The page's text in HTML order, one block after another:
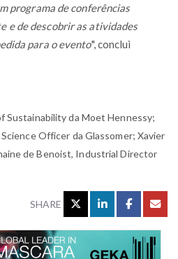
programa de conferências
e de descobrir as atividades
para o evento", conclui
Sustainability da Moet Hennessy;
Officer da Glassomer; Xavier
de Benoist, Industrial Director
SHARE